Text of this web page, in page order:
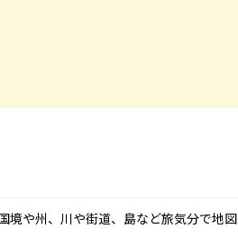
境や州、川や街道、島など旅気分で地図